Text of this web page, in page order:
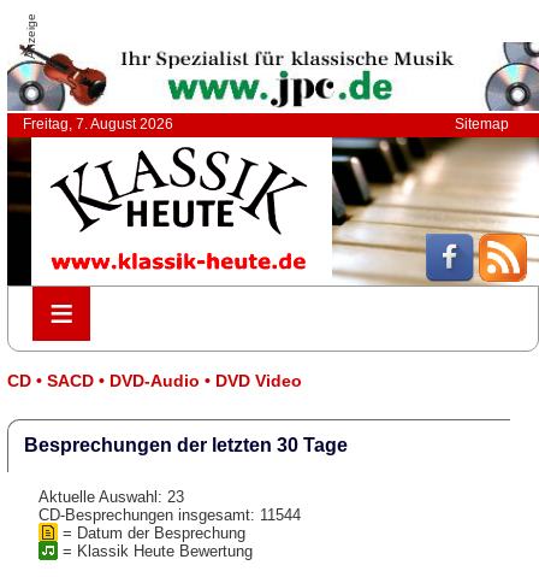
Anzeige
Freitag, 7. August 2026 Sitemap
≡
≡
CD • SACD • DVD-Audio • DVD Video
Besprechungen der letzten 30 Tage
Aktuelle Auswahl: 23
CD-Besprechungen insgesamt: 11544
= Datum der Besprechung
= Klassik Heute Bewertung